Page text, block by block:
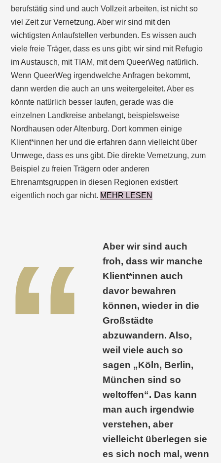
berufstätig sind und auch Vollzeit arbeiten, ist nicht so
viel Zeit zur Vernetzung. Aber wir sind mit den
wichtigsten Anlaufstellen verbunden. Es wissen auch
viele freie Träger, dass es uns gibt; wir sind mit Refugio
im Austausch, mit TIAM, mit dem QueerWeg natürlich.
Wenn QueerWeg irgendwelche Anfragen bekommt,
dann werden die auch an uns weitergeleitet. Aber es
könnte natürlich besser laufen, gerade was die
einzelnen Landkreise anbelangt, beispielsweise
Nordhausen oder Altenburg. Dort kommen einige
Klient*innen her und die erfahren dann vielleicht über
Umwege, dass es uns gibt. Die direkte Vernetzung, zum
Beispiel zu freien Trägern oder anderen
Ehrenamtsgruppen in diesen Regionen existiert
eigentlich noch gar nicht. MEHR LESEN
Aber wir sind auch
froh, dass wir manche
Klient*innen auch
davor bewahren
können, wieder in die
Großstädte
abzuwandern. Also,
weil viele auch so
sagen „Köln, Berlin,
München sind so
weltoffen“. Das kann
man auch irgendwie
verstehen, aber
vielleicht überlegen sie
es sich noch mal, wenn